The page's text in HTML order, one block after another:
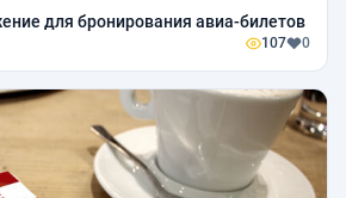
для бронирования авиа-билетов
107 0